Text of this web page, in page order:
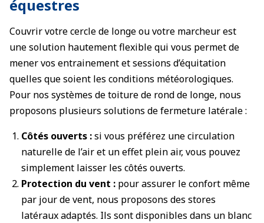
équestres
Couvrir votre cercle de longe ou votre marcheur est
une solution hautement flexible qui vous permet de
mener vos entrainement et sessions d’équitation
quelles que soient les conditions météorologiques.
Pour nos systèmes de toiture de rond de longe, nous
proposons plusieurs solutions de fermeture latérale :
Côtés ouverts :si vous préférez une circulation
naturelle de l’air et un effet plein air, vous pouvez
simplement laisser les côtés ouverts.
Protection du vent : pour assurer le confort même
par jour de vent, nous proposons des stores
latéraux adaptés. Ils sont disponibles dans un blanc